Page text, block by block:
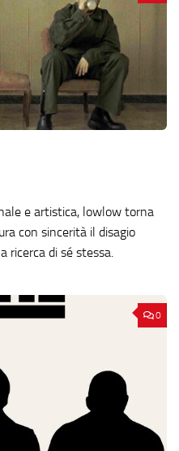
e artistica, lowlow torna
con sincerità il disagio
ricerca di sé stessa.
0